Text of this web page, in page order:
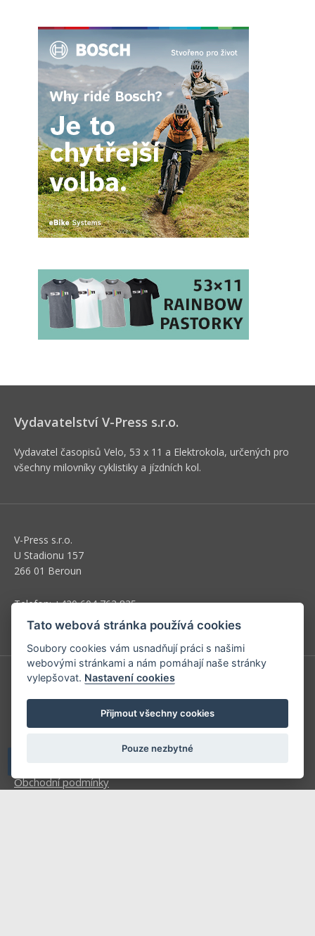
Vydavatelství V-Press s.r.o.
Vydavatel časopisů Velo, 53 x 11 a Elektrokola, určených pro
všechny milovníky cyklistiky a jízdních kol.
V-Press s.r.o.
U Stadionu 157
266 01 Beroun
Telefon: +420 604 763 835
E-mail:
predplatne@vpress.cz
Obchodní podmínky
Tato webová stránka používá cookies
Soubory cookies vám usnadňují práci s našimi
webovými stránkami a nám pomáhají naše stránky
vylepšovat. Nastavení cookies
Přijmout všechny cookies
Pouze nezbytné